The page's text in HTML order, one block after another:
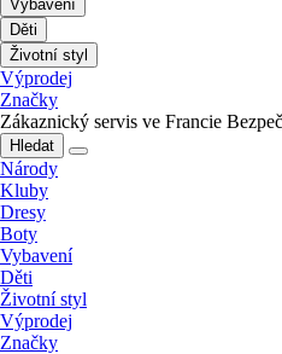
Vybavení
Děti
Životní styl
Výprodej
Značky
Zákaznický servis ve Francie
Hledat
Národy
Kluby
Dresy
Boty
Vybavení
Děti
Životní styl
Výprodej
Značky